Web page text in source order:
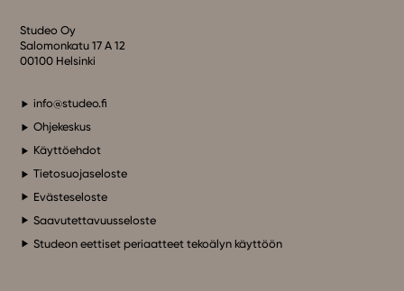
Studeo Oy
Salomonkatu 17 A 12
00100 Helsinki
info@studeo.fi
Ohjekeskus
Käyttöehdot
Tietosuojaseloste
Evästeseloste
Saavutettavuusseloste
Studeon eettiset periaatteet tekoälyn käyttöön